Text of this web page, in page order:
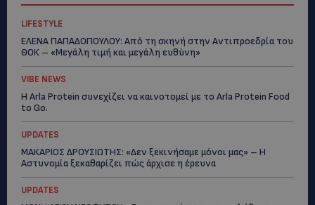
LIFESTYLE
ΕΛΕΝΑ ΠΑΠΑΔΟΠΟΥΛΟΥ: Από τη σκηνή στην Αντιπροεδρία του
ΘΟΚ – «Μεγάλη τιμή και μεγάλη ευθύνη»
VIBE NEWS
Η Arla Protein συνεχίζει να καινοτομεί με το Arla Protein Food
to Go.
UPDATES
ΜΑΚΑΡΙΟΣ ΔΡΟΥΣΙΩΤΗΣ: «Δεν ξεκινήσαμε μόνοι μας» – Η
Αστυνομία ξεκαθαρίζει πώς άρχισε η έρευνα
UPDATES